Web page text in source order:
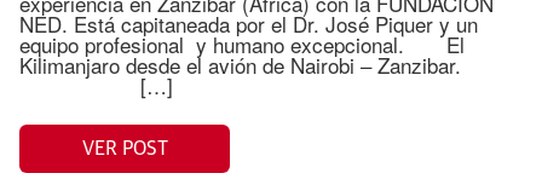
NED. Está capitaneada por el Dr. José Piquer y un
equipo profesional y humano excepcional. El
Kilimanjaro desde el avión de Nairobi – Zanzibar.
[…]
VER POST